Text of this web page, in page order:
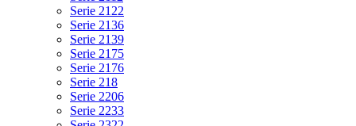
Serie 2122
Serie 2136
Serie 2139
Serie 2175
Serie 2176
Serie 218
Serie 2206
Serie 2233